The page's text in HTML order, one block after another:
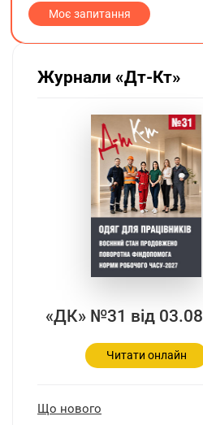
Моє запитання
Журнали «Дт-Кт»
«ДК» №31 від
Читати онлайн
Що нового